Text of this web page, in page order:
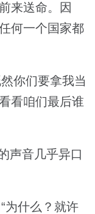
来送命。因
何一个国家都
你们要拿我当
看咱们最后谁
声音几乎异口
什么？就许